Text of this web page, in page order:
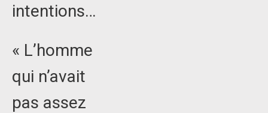
intentions…
« L’homme
qui n’avait
pas assez